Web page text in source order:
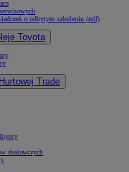
o odbytym szkoleniu (pdf)
Toyota
Trade
dostawczych